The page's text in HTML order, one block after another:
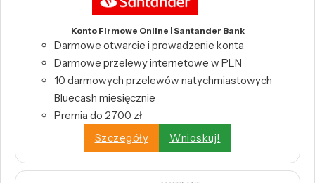
Konto Firmowe Online | Santander Bank
Darmowe otwarcie i prowadzenie konta
Darmowe przelewy internetowe w PLN
10 darmowych przelewów natychmiastowych
Bluecash miesięcznie
Premia do 2700 zł
Szczegóły
Wnioskuj!